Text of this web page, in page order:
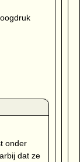
onder
dat ze